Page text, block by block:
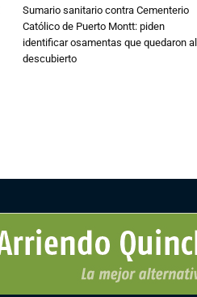
Sumario sanitario contra Cementerio
Católico de Puerto Montt: piden
identificar osamentas que quedaron al
descubierto